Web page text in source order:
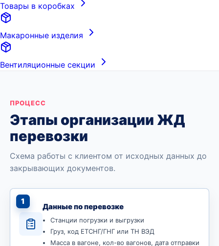
Товары в коробках
Макаронные изделия
Вентиляционные секции
ПРОЦЕСС
Этапы организации ЖД
перевозки
Схема работы с клиентом от исходных данных до
закрывающих документов.
1
Данные по перевозке
Станции погрузки и выгрузки
Груз, код ЕТСНГ/ГНГ или ТН ВЭД
Масса в вагоне, кол-во вагонов, дата отправки